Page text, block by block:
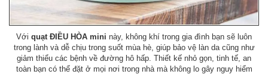
Với quạt ĐIỀU HÒA mini này, không khí trong gia đình bạn sẽ luôn
trong lành và dễ chịu trong suốt mùa hè, giúp bảo vệ làn da cũng như
giảm thiểu các bệnh về đường hô hấp. Thiết kế nhỏ gọn, tinh tế, an
toàn bạn có thể đặt ở mọi nơi trong nhà mà không lo gây nguy hiểm